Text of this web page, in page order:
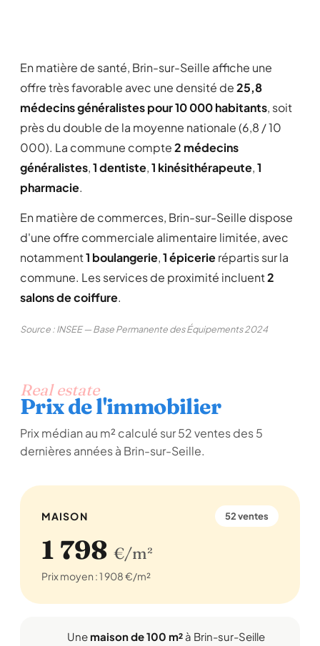
En matière de santé, Brin-sur-Seille affiche une
offre très favorable avec une densité de25,8
médecins généralistes pour 10 000 habitants, soit
près du double de la moyenne nationale (6,8 / 10
000). La commune compte2 médecins
généralistes,1 dentiste,1 kinésithérapeute,1
pharmacie.
En matière de commerces, Brin-sur-Seille dispose
d'une offre commerciale alimentaire limitée, avec
notamment1 boulangerie,1 épicerierépartis sur la
commune. Les services de proximité incluent2
salons de coiffure.
Source : INSEE — Base Permanente des Équipements 2024
Real estate
Prix de l'immobilier
Prix médian au m² calculé sur 52 ventes des 5
dernières années à Brin-sur-Seille.
MAISON 52 ventes
1 798 €/m²
Prix moyen : 1 908 €/m²
Une maison de 100 m² à Brin-sur-Seille